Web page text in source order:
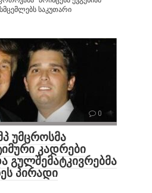
საკუთარი
0
უმცროსმა
კადრები
გულშემატკივრებმა
პირადი